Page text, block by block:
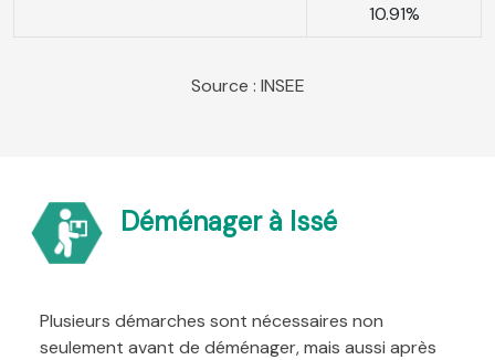
10.91%
Source : INSEE
Déménager à Issé
Plusieurs démarches sont nécessaires non
seulement avant de déménager, mais aussi après